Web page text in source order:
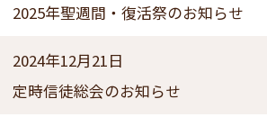
2025年聖週間・復活祭のお知らせ
2024年12月21日
定時信徒総会のお知らせ